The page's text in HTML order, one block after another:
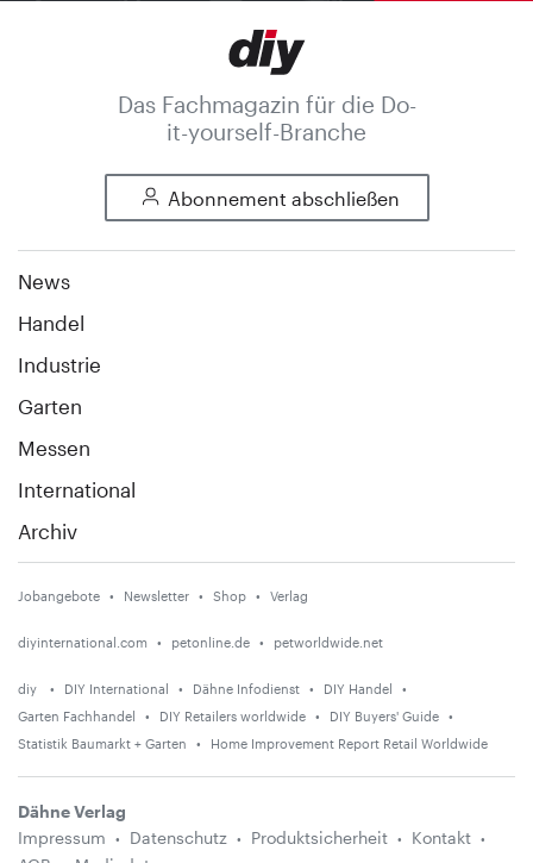
Das Fachmagazin für die Do-
it-yourself-Branche
Abonnement abschließen
News
Handel
Industrie
Garten
Messen
International
Archiv
Jobangebote Newsletter Shop Verlag
diyinternational.com petonline.de petworldwide.net
diy DIY International Dähne Infodienst
DIY Handel
Garten Fachhandel
DIY Retailers worldwide
DIY Buyers' Guide
Statistik Baumarkt + Garten
Home Improvement Report Retail Worldwide
Dähne Verlag
Impressum
Datenschutz Produktsicherheit
Kontakt